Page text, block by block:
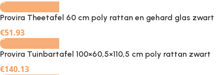
Provira Theetafel 60 cm poly rattan en gehard glas zwart
€51.93
- +
Provira Tuinbartafel 100×60,5×110,5 cm poly rattan zwart
€140.13
- +